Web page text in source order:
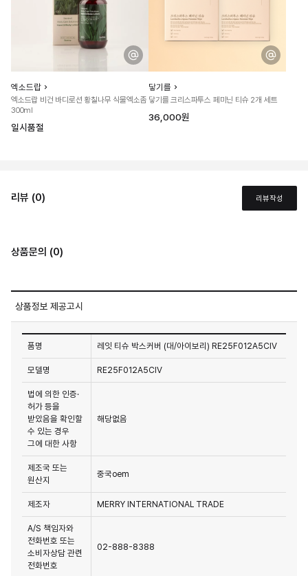
엑소드랍
엑소드랍 비건 바디로션 황칠나무 식물엑소좀
300ml
일시품절
닿기를
닿기를 크리스파투스 페미닌 티슈 2개 세트
36,000원
리뷰 (0) 리뷰작성
상품문의 (0)
상품정보 제공고시
품명 레잇 티슈 박스커버 (대/아이보리) RE25F012A5CIV
모델명 RE25F012A5CIV
법에 의한 인증·
허가 등을
받았음을 확인할
수 있는 경우
그에 대한 사항
해당없음
제조국 또는
원산지
중국oem
제조자 MERRY INTERNATIONAL TRADE
A/S 책임자와
전화번호 또는
소비자상담 관련
전화번호
02-888-8388